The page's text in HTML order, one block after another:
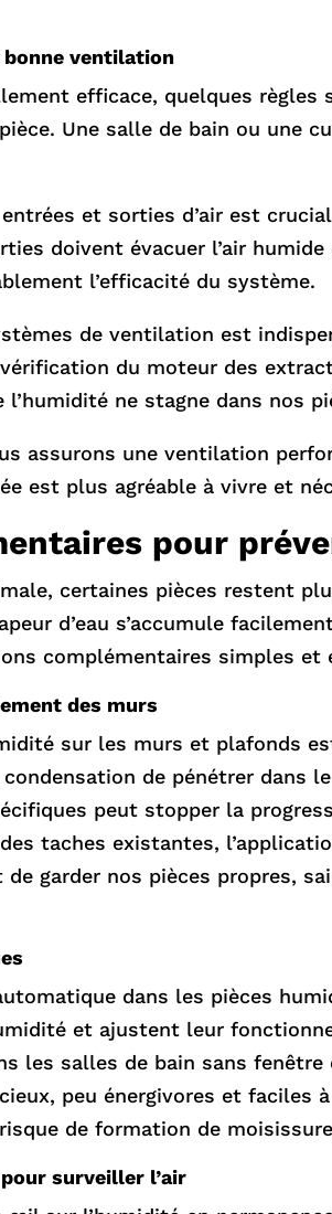
bonne ventilation
efficace, quelques
Une salle de bain ou une
et sorties d’air est
doivent évacuer l’air
l’efficacité du système.
de ventilation est
du moteur des
ne stagne dans nos
assurons une ventilation
est plus agréable à vivre et
pour
certaines pièces restent
d’eau s’accumule
complémentaires simples
des murs
sur les murs et plafonds
condensation de pénétrer dans
peut stopper la
taches existantes,
garder nos pièces propres,
dans les pièces
et ajustent leur
les salles de bain sans fenêtre
peu énergivores et faciles
de formation de
surveiller l’air